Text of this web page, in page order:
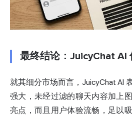
最终结论：JuicyChat AI
就其细分市场而言，JuicyChat AI
强大，未经过滤的聊天内容加上
亮点，而且用户体验流畅，足以